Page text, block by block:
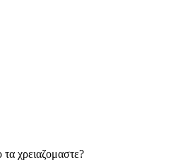
χρειαζομαστε?